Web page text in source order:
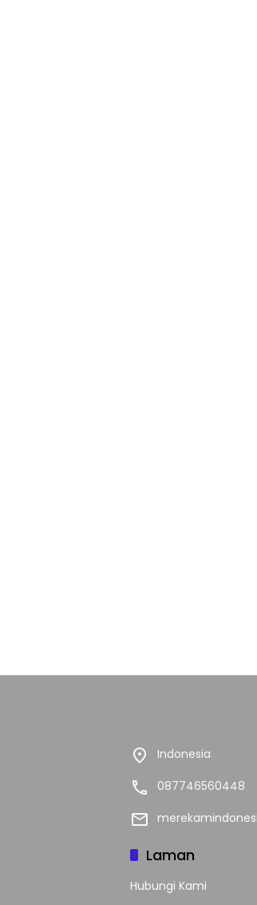
Indonesia
087746560448
Laman
Hubungi Kami